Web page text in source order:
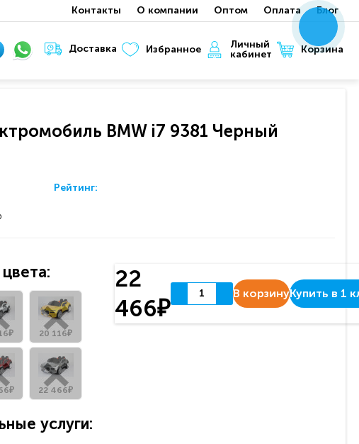
Контакты О компании Оптом Оплата Блог
Доставка Избранное
Личный
кабинет
Корзина
BMW i7 9381 Черный
Рейтинг:
20 116₽
22 466₽
услуги:
22
466₽
В корзинуКупить в 1
xxx